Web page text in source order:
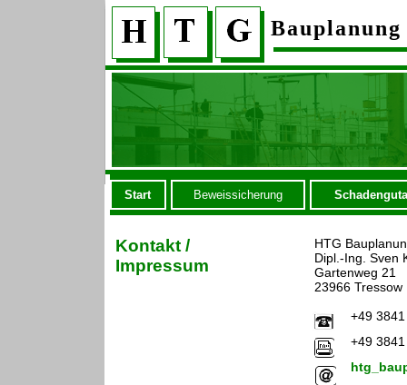
HTG
Dipl.-Ing. Sven
Gartenweg 21
23966 Tressow
+49
+49
Kontakt /
Impressum
Start Beweissicherung